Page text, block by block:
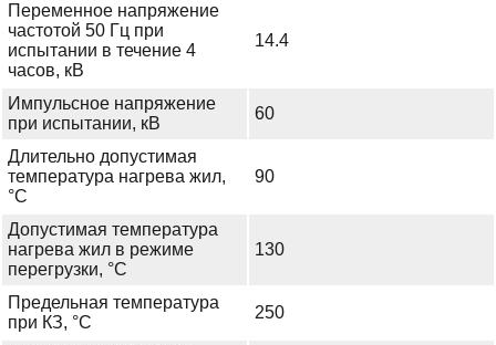
Переменное напряжение
частотой 50 Гц при
испытании в течение 4
часов, кВ
14.4
Импульсное напряжение
при испытании, кВ
60
Длительно допустимая
температура нагрева жил,
°С
90
Допустимая температура
нагрева жил в режиме
перегрузки, °С
130
Предельная температура
при КЗ, °С
250